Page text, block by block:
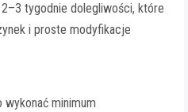
tygodnie dolegliwości, które
i proste modyfikacje
minimum